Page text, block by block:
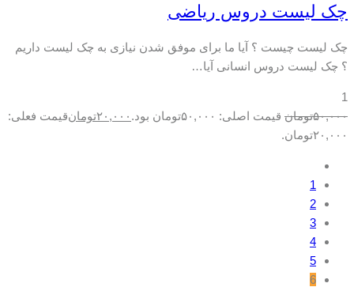
چک لیست دروس ریاضی
چک لیست چیست ؟ آیا ما برای موفق شدن نیازی به چک لیست داریم
؟ چک لیست دروس انسانی آیا…
1
۵۰,۰۰۰تومان قیمت اصلی: ۵۰,۰۰۰تومان بود. ۲۰,۰۰۰تومانقیمت فعلی:
۲۰,۰۰۰تومان.
1
2
3
4
5
6